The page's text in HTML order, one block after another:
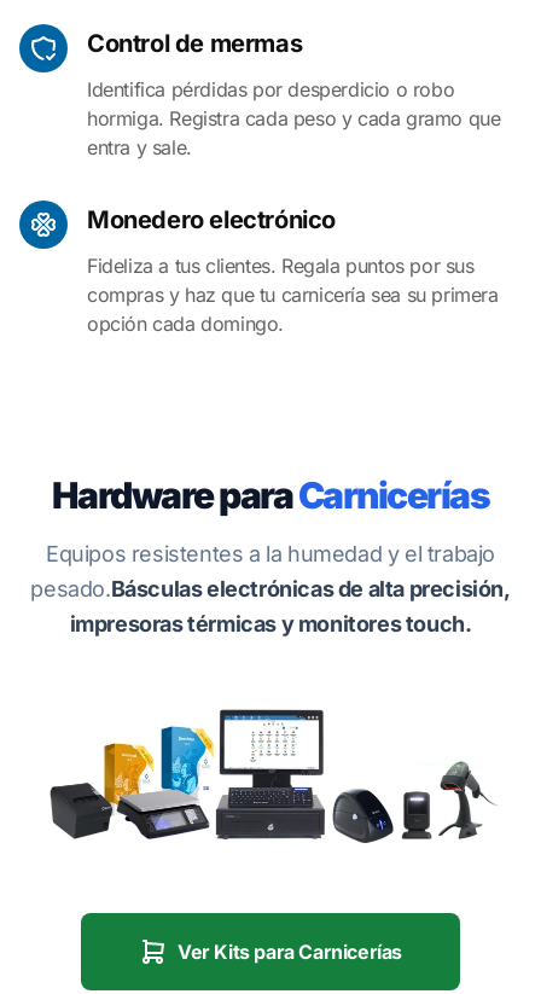
Control de mermas
Identifica pérdidas por desperdicio o robo
hormiga. Registra cada peso y cada gramo que
entra y sale.
Monedero electrónico
Fideliza a tus clientes. Regala puntos por sus
compras y haz que tu carnicería sea su primera
opción cada domingo.
Hardware paraCarnicerías
Equipos resistentes a la humedad y el trabajo
pesado.Básculas electrónicas de alta precisión,
impresoras térmicas y monitores touch.
Ver Kits para Carnicerías